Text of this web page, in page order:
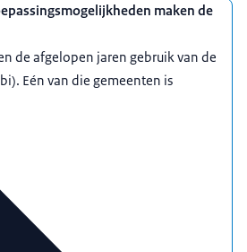
maken de
de afgelopen jaren gebruik van de
Eén van die gemeenten is